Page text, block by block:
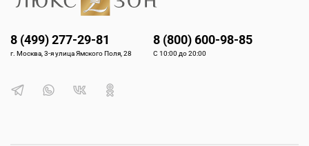
8 (499) 277-29-81
г. Москва, 3-я улица Ямского Поля, 28
8 (800) 600-98-85
С 10:00 до 20:00